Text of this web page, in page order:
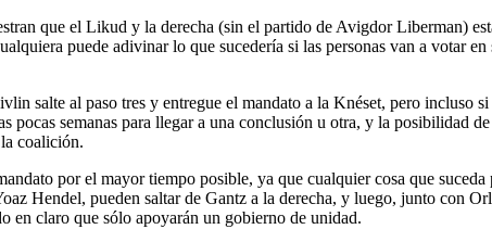
que el Likud y la derecha (sin el partido de Avigdor Liberman)
puede adivinar lo que sucedería si las personas van a votar
salte al paso tres y entregue el mandato a la Knéset, pero incluso
pocas semanas para llegar a una conclusión u otra, y la
coalición.
por el mayor tiempo posible, ya que cualquier cosa que
Hendel, pueden saltar de Gantz a la derecha, y luego, junto con
en claro que sólo apoyarán un gobierno de unidad.